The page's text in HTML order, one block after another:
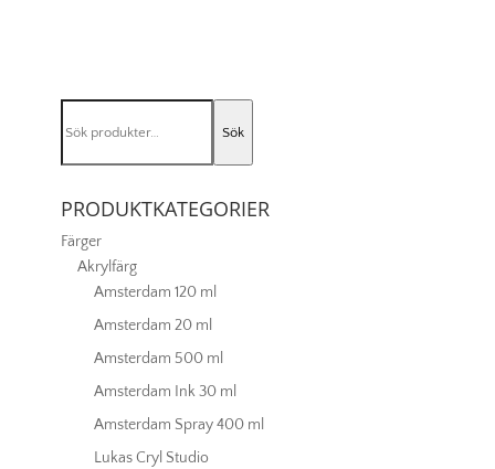
orange
hueefter:
Sök
PRODUKTKATEGORIER
Färger
Akrylfärg
Amsterdam 120 ml
Amsterdam 20 ml
Amsterdam 500 ml
Amsterdam Ink 30 ml
Amsterdam Spray 400 ml
Lukas Cryl Studio